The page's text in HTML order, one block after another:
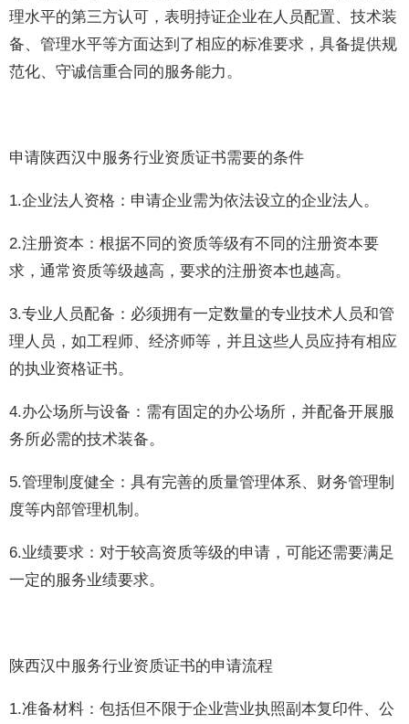
理水平的第三方认可，表明持证企业在人员配置、技术装
备、管理水平等方面达到了相应的标准要求，具备提供规
范化、守诚信重合同的服务能力。
申请陕西汉中服务行业资质证书需要的条件
1.企业法人资格：申请企业需为依法设立的企业法人。
2.注册资本：根据不同的资质等级有不同的注册资本要
求，通常资质等级越高，要求的注册资本也越高。
3.专业人员配备：必须拥有一定数量的专业技术人员和管
理人员，如工程师、经济师等，并且这些人员应持有相应
的执业资格证书。
4.办公场所与设备：需有固定的办公场所，并配备开展服
务所必需的技术装备。
5.管理制度健全：具有完善的质量管理体系、财务管理制
度等内部管理机制。
6.业绩要求：对于较高资质等级的申请，可能还需要满足
一定的服务业绩要求。
陕西汉中服务行业资质证书的申请流程
1.准备材料：包括但不限于企业营业执照副本复印件、公